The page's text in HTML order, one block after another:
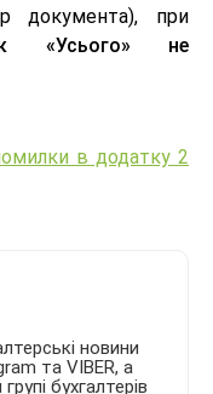
документа), при
«Усього» не
в додатку 2
новини
та VIBER, а
бухгалтерів